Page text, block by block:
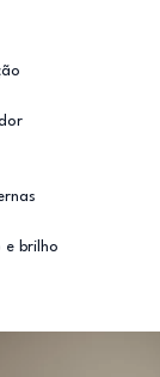
e brilho